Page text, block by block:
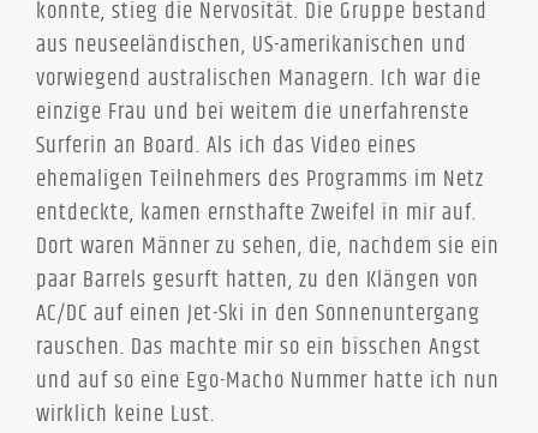
konnte, stieg die Nervosität. Die Gruppe bestand
aus neuseeländischen, US-amerikanischen und
vorwiegend australischen Managern. Ich war die
einzige Frau und bei weitem die unerfahrenste
Surferin an Board. Als ich das Video eines
ehemaligen Teilnehmers des Programms im Netz
entdeckte, kamen ernsthafte Zweifel in mir auf.
Dort waren Männer zu sehen, die, nachdem sie ein
paar Barrels gesurft hatten, zu den Klängen von
AC/DC auf einen Jet-Ski in den Sonnenuntergang
rauschen. Das machte mir so ein bisschen Angst
und auf so eine Ego-Macho Nummer hatte ich nun
wirklich keine Lust.